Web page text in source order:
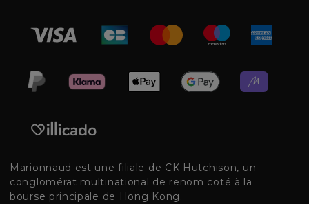
Marionnaud est une filiale de CK Hutchison, un
conglomérat multinational de renom coté à la
bourse principale de Hong Kong.